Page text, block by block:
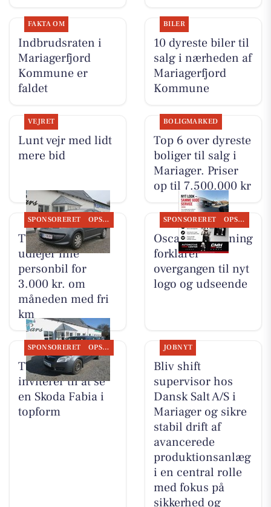
FAKTA OM
Indbrudsraten i
Mariagerfjord
Kommune er
faldet
BILER
10 dyreste biler til
salg i nærheden af
Mariagerfjord
Kommune
VEJRET
Lunt vejr med lidt
mere bid
BOLIGMARKED
Top 6 over dyreste
boliger til salg i
Mariager. Priser
op til 7.500.000 kr
SPONSORERET OPSLAGSTAVLEN
TT CARS ApS
udlejer lille
personbil for
3.000 kr. om
måneden med fri
km
SPONSORERET OPSLAGSTAVLEN
Oscar Biludlejning
forklarer
overgangen til nyt
logo og udseende
SPONSORERET OPSLAGSTAVLEN
TT CARS ApS
inviterer til at se
en Skoda Fabia i
topform
JOBNYT
Bliv shift
supervisor hos
Dansk Salt A/S i
Mariager og sikre
stabil drift af
avancerede
produktionsanlæg
i en central rolle
med fokus på
sikkerhed og